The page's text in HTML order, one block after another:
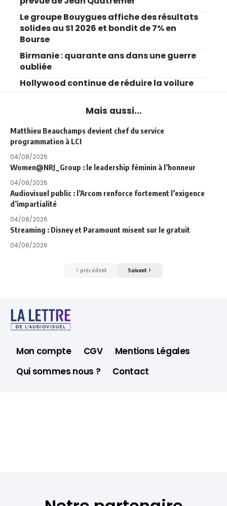
Le groupe Bouygues affiche des résultats
solides au S1 2026 et bondit de 7% en
Bourse
Birmanie : quarante ans dans une guerre
oubliée
Hollywood continue de réduire la voilure
Mais aussi...
Matthieu Beauchamps devient chef du service
programmation à LCI
04/08/2026
Women@NRJ_Group : le leadership féminin à l’honneur
04/08/2026
Audiovisuel public : l’Arcom renforce fortement l’exigence
d’impartialité
04/08/2026
Streaming : Disney et Paramount misent sur le gratuit
04/08/2026
précédent Suivant
Mon compte CGV
Mentions Légales
Qui sommes nous ?
Contact